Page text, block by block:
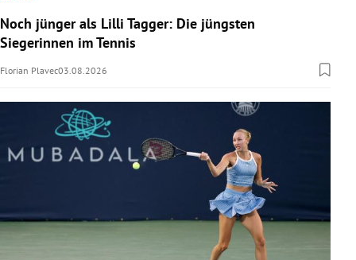
Noch jünger als Lilli Tagger: Die jüngsten
Siegerinnen im Tennis
Florian Plavec03.08.2026